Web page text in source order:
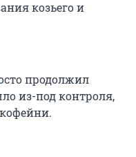
козьего и
продолжил
из-под контроля,